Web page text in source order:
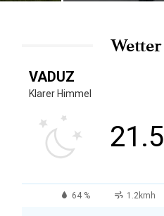
Wetter
VADUZ
Klarer Himmel
21.5
64 % 1.2kmh